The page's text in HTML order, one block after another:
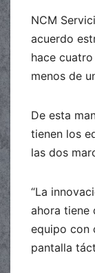
NCM
acuerdo
hace
menos de
De esta
tienen los
las dos
“La
ahora tiene
equipo con
pantalla